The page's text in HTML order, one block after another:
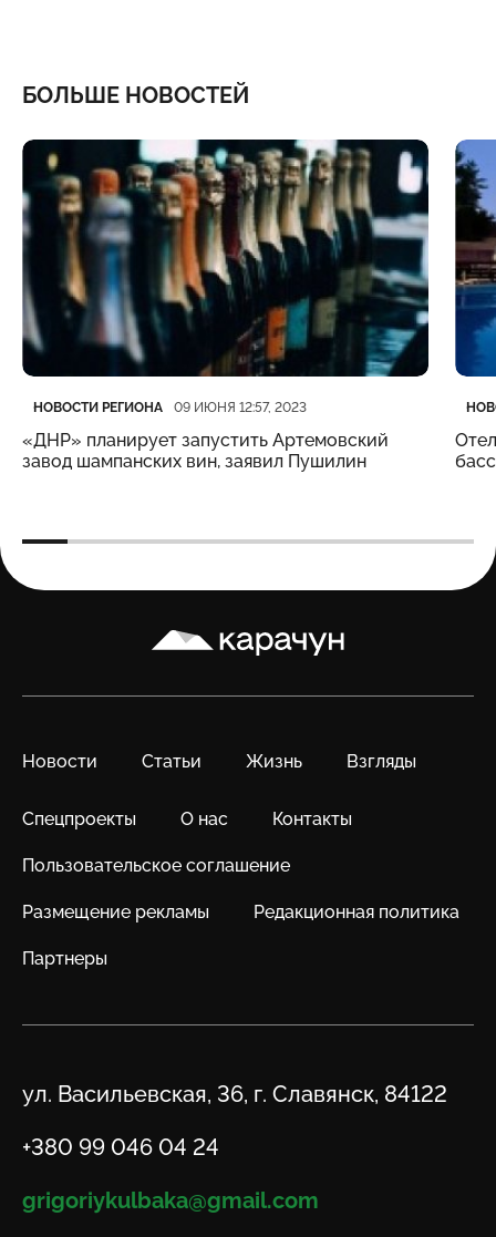
БОЛЬШЕ НОВОСТЕЙ
Категория
НОВОСТИ РЕГИОНА
Дата публикации 09 ИЮНЯ 12:57, 2023
«ДНР» планирует запустить Артемовский
завод шампанских вин, заявил Пушилин
Карачун
Новости Статьи Жизнь Взгляды
Спецпроекты О нас Контакты
Пользовательское соглашение
Размещение рекламы Редакционная политика
Партнеры
Адрес
ул. Васильевская, 36, г. Славянск, 84122
Телефон
+380 99 046 04 24
Email
grigoriykulbaka@gmail.com